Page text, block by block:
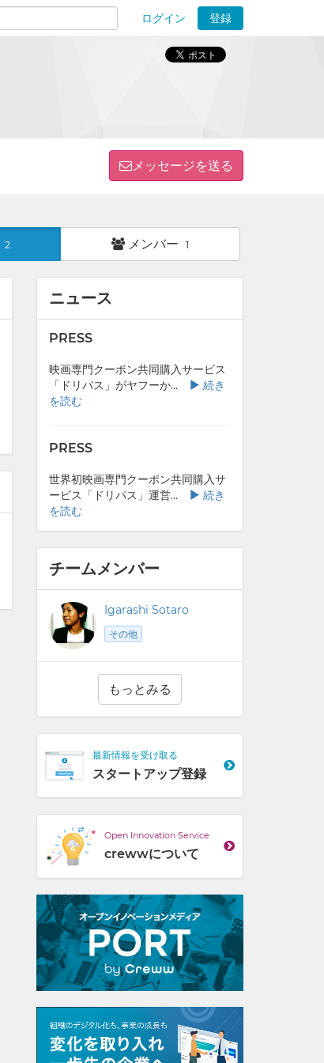
ログイン
登録
メッセージを送る
2 メンバー 1
ニュース
PRESS
映画専門クーポン共同購入サービス
「ドリパス」がヤフーか...
続き
を読む
PRESS
世界初映画専門クーポン共同購入サ
ービス「ドリパス」運営...
続き
を読む
チームメンバー
Igarashi Sotaro
その他
もっとみる
最新情報を受け取る
スタートアップ登録
Open Innovation Service
crewwについて